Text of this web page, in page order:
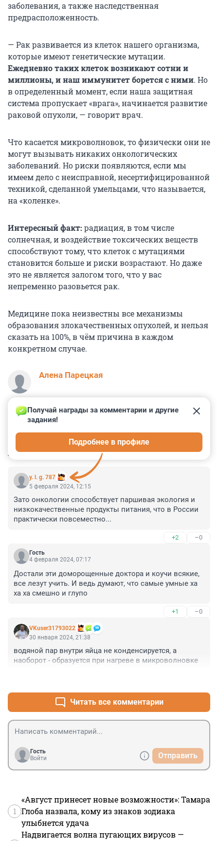
заболевания, а также наследственная
предрасположенность.
— Рак развивается из клеток нашего организма,
которые имеют генетические мутации.
Ежедневно таких клеток возникают сотни и
миллионы, и наш иммунитет борется с ними. Но
в определенный момент, если наша защитная
система пропускает «врага», начинается развитие
раковой опухоли, — говорит врач.
Что касается микроволновок, то физически они не
могут вызывать никаких онкологических
заболеваний. Но риски появляются, если мы
имеем дело с неисправной, несертифицированной
техникой, сделанной умельцами, что называется,
на «коленке».
Интересный факт: радиация, в том числе
солнечная, и воздействие токсических веществ
способствуют тому, что клеток с мутациями
становится больше и риски возрастают. Но даже
это не является залогом того, что у вас
непременно разовьется рак.
Медицине пока неизвестны все механизмы
образования злокачественных опухолей, и нельзя
сказать на 100%, в чём причина в каждом
конкретном случае.
Алена Парецкая
КОММЕНТАРИИ 28
y. l. g. 787
Получай награды за комментарии и другие
задания!
Подробнее в профиле
5 февраля 2024, 12:15
Зато онкологии способствует паршивая экология и
низкокачественные продукты питания, что в России
практически повсеместно...
+2 –0
Гость
4 февраля 2024, 07:17
Достали эти доморощенные доктора и коучи всякие,
все лезут учить. И ведь думают, что самые умные ха
ха ха смешно и глупо
+1 –0
VKuser31793022
30 января 2024, 21:38
водяной пар внутри яйца не конденсируется, а
наоборот - образуется при нагреве в микроволновке
Читать все комментарии
Гость
Войти
Отправить
1
«Август принесет новые возможности»: Тамара
Глоба назвала, кому из знаков зодиака
улыбнется удача
Надвигается волна пугающих вирусов —